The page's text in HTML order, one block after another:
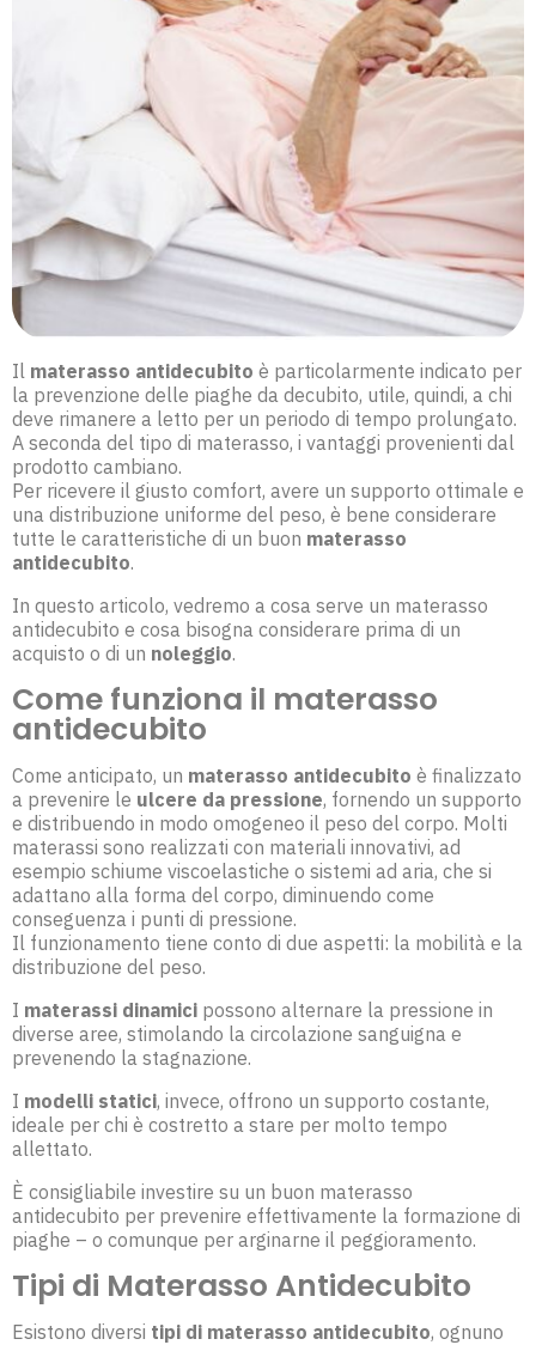
Il materasso antidecubito è particolarmente indicato per
la prevenzione delle piaghe da decubito, utile, quindi, a chi
deve rimanere a letto per un periodo di tempo prolungato.
A seconda del tipo di materasso, i vantaggi provenienti dal
prodotto cambiano.
Per ricevere il giusto comfort, avere un supporto ottimale e
una distribuzione uniforme del peso, è bene considerare
tutte le caratteristiche di un buon materasso
antidecubito.
In questo articolo, vedremo a cosa serve un materasso
antidecubito e cosa bisogna considerare prima di un
acquisto o di un noleggio.
Come funziona il materasso
antidecubito
Come anticipato, un materasso antidecubito è finalizzato
a prevenire le ulcere da pressione, fornendo un supporto
e distribuendo in modo omogeneo il peso del corpo. Molti
materassi sono realizzati con materiali innovativi, ad
esempio schiume viscoelastiche o sistemi ad aria, che si
adattano alla forma del corpo, diminuendo come
conseguenza i punti di pressione.
Il funzionamento tiene conto di due aspetti: la mobilità e la
distribuzione del peso.
I materassi dinamici possono alternare la pressione in
diverse aree, stimolando la circolazione sanguigna e
prevenendo la stagnazione.
I modelli statici, invece, offrono un supporto costante,
ideale per chi è costretto a stare per molto tempo
allettato.
È consigliabile investire su un buon materasso
antidecubito per prevenire effettivamente la formazione di
piaghe – o comunque per arginarne il peggioramento.
Tipi di Materasso Antidecubito
Esistono diversi tipi di materasso antidecubito, ognuno